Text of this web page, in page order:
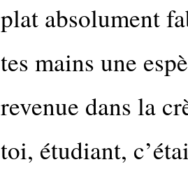
plat absolument
tes mains une
revenue dans la
toi, étudiant,